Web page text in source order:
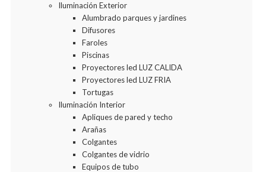
Iluminación Exterior
Alumbrado parques y jardines
Difusores
Faroles
Piscinas
Proyectores led LUZ CALIDA
Proyectores led LUZ FRIA
Tortugas
Iluminación Interior
Apliques de pared y techo
Arañas
Colgantes
Colgantes de vidrio
Equipos de tubo